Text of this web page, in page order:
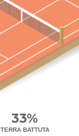
33%
TERRA BATTUTA